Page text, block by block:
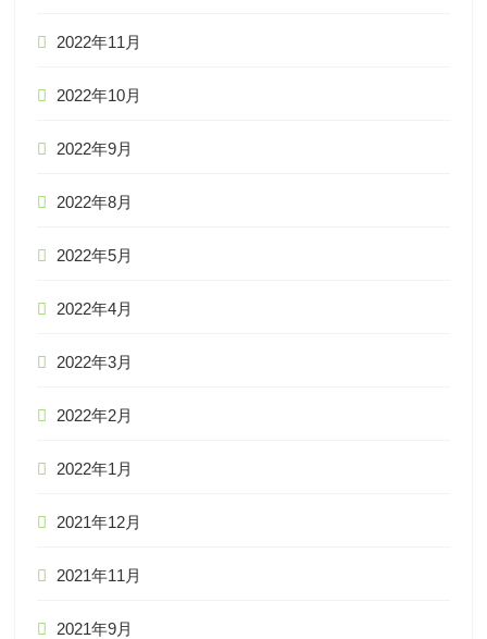
2022年11月
2022年10月
2022年9月
2022年8月
2022年5月
2022年4月
2022年3月
2022年2月
2022年1月
2021年12月
2021年11月
2021年9月